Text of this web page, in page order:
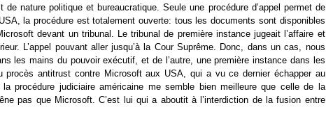
nature politique et bureaucratique. Seule une procédure d’appel permet de
la procédure est totalement ouverte: tous les documents sont disponibles
devant un tribunal. Le tribunal de première instance jugeait l’affaire et
L’appel pouvant aller jusqu’à la Cour Suprême. Donc, dans un cas, nous
les mains du pouvoir exécutif, et de l’autre, une première instance dans les
antitrust contre Microsoft aux USA, qui a vu ce dernier échapper au
procédure judiciaire américaine me semble bien meilleure que celle de la
pas que Microsoft. C’est lui qui a aboutit à l’interdiction de la fusion entre